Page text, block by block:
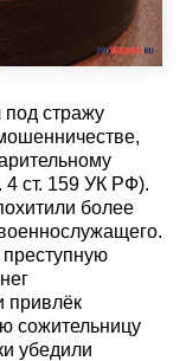
под стражу
4 ст. 159 УК РФ).
более
привлёк
сожительницу
убедили